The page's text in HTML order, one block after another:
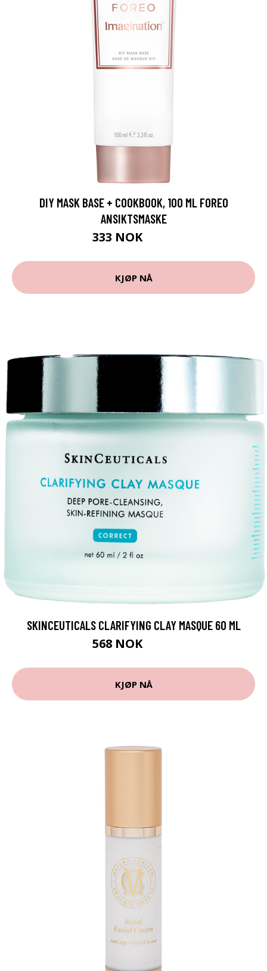
DIY MASK BASE + COOKBOOK, 100 ML FOREO
ANSIKTSMASKE
333 NOK
KJØP NÅ
SKINCEUTICALS CLARIFYING CLAY MASQUE 60 ML
568 NOK
KJØP NÅ